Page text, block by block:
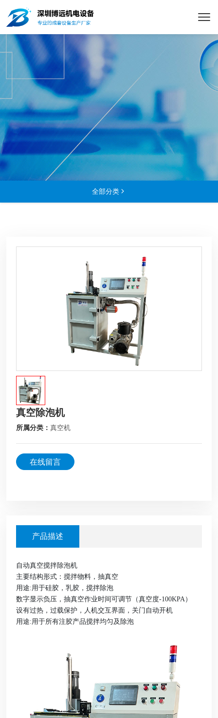
全部分类 
真空除泡机
所属分类：真空机
在线留言
产品描述
自动真空搅拌除泡机
主要结构形式：搅拌物料，抽真空
用途:用于硅胶，乳胶，搅拌除泡
数字显示负压，抽真空作业时间可调节（真空度-100KPA）
设有过热，过载保护，人机交互界面，关门自动开机
用途:用于所有注胶产品搅拌均匀及除泡